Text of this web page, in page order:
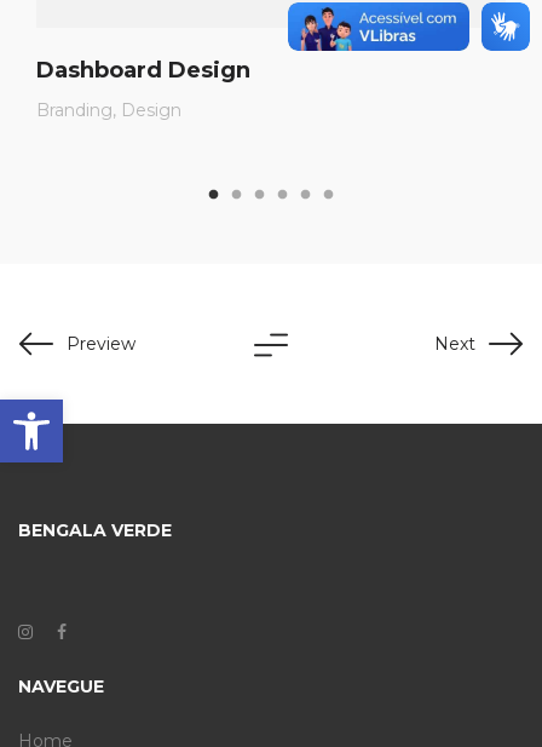
Barra de Ferramentas Aberta
Branding Design
Dashboard Design
Preview Next
BENGALA VERDE
NAVEGUE
Home